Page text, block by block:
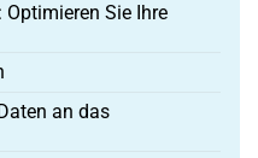
Sie Ihre
an das